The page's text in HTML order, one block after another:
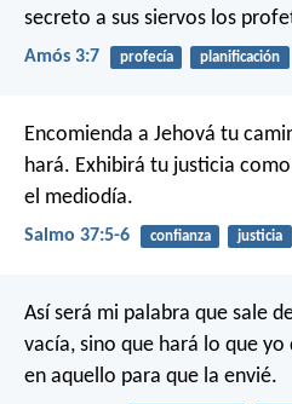
secreto a sus siervos los
Amós 3:7 profecía planificación
Encomienda a Jehová tu
hará. Exhibirá tu justicia
el mediodía.
Salmo 37:5-6 confianza justicia
Así será mi palabra que sale
vacía, sino que hará lo que yo
en aquello para que la envié.